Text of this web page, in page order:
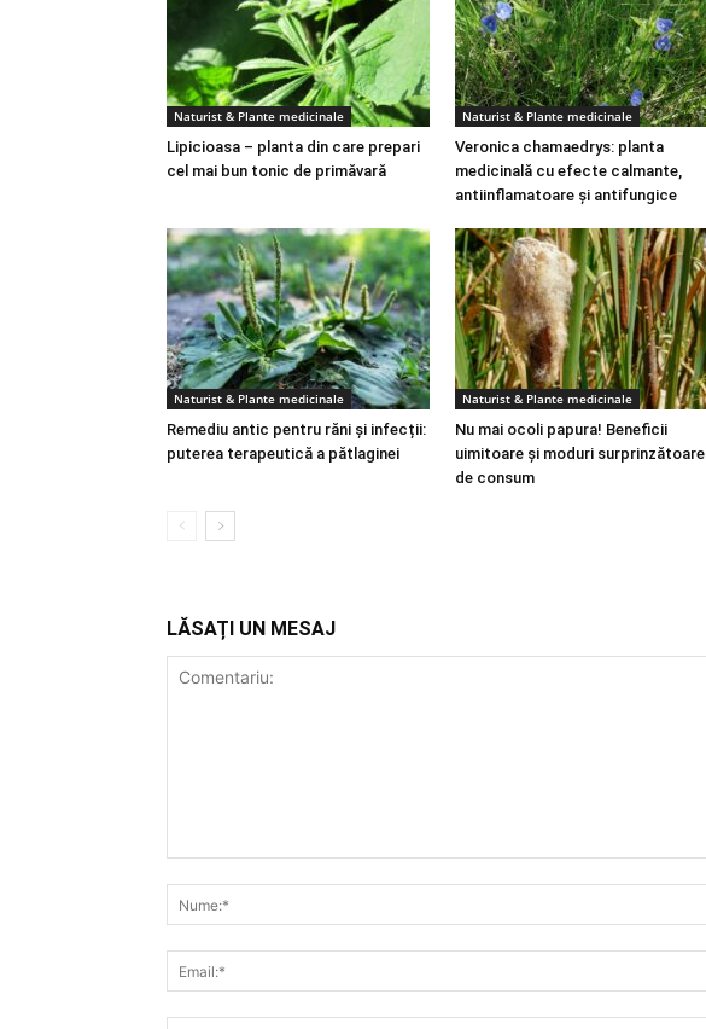
Naturist & Plante medicinale
Lipicioasa – planta din care prepari
cel mai bun tonic de primăvară
Naturist & Plante medicinale
Veronica chamaedrys: planta
medicinală cu efecte calmante,
antiinflamatoare și antifungice
Naturist & Plante medicinale
Remediu antic pentru răni și infecții:
puterea terapeutică a pătlaginei
Naturist & Plante medicinale
Nu mai ocoli papura! Beneficii
uimitoare și moduri surprinzătoare
de consum
LĂSAȚI UN MESAJ